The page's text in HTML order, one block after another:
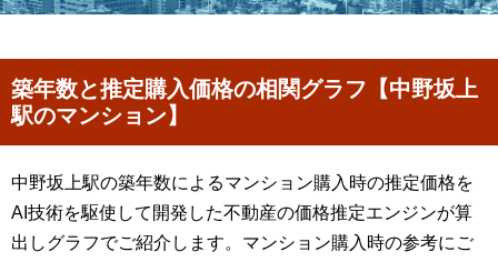
築年数と推定購入価格の相関グラフ【中野坂上
駅のマンション】
中野坂上駅の築年数によるマンション購入時の推定価格を
AI技術を駆使して開発した不動産の価格推定エンジンが算
出しグラフでご紹介します。マンション購入時の参考にご